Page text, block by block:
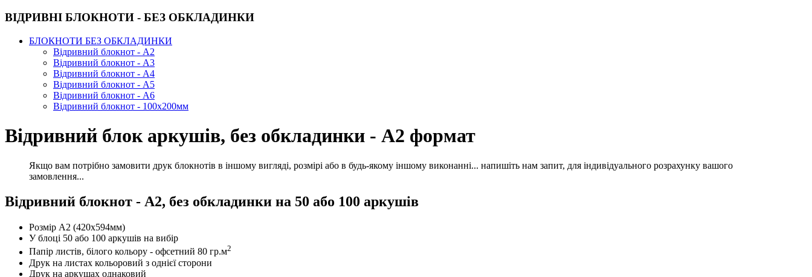
ВІДРИВНІ БЛОКНОТИ - БЕЗ ОБКЛАДИНКИ
БЛОКНОТИ БЕЗ ОБКЛАДИНКИ
Відривний блокнот - А2
Відривний блокнот - А3
Відривний блокнот - А4
Відривний блокнот - А5
Відривний блокнот - А6
Відривний блокнот - 100х200мм
Відривний блок аркушів, без обкладинки - А2 формат
Якщо вам потрібно замовити друк блокнотів в іншому вигляді, розмірі або в будь-якому іншому виконанні... напишіть нам запит, для індивідуального розрахунку вашого
замовлення...
Відривний блокнот - А2, без обкладинки на 50 або 100 аркушів
Розмір А2 (420х594мм)
У блоці 50 або 100 аркушів на вибір
Папір листів, білого кольору - офсетний 80 гр.м2
Друк на листах кольоровий з однієї сторони
Друк на аркушах однаковий